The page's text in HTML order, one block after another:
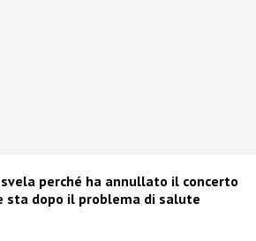
svela perché ha annullato il concerto
sta dopo il problema di salute